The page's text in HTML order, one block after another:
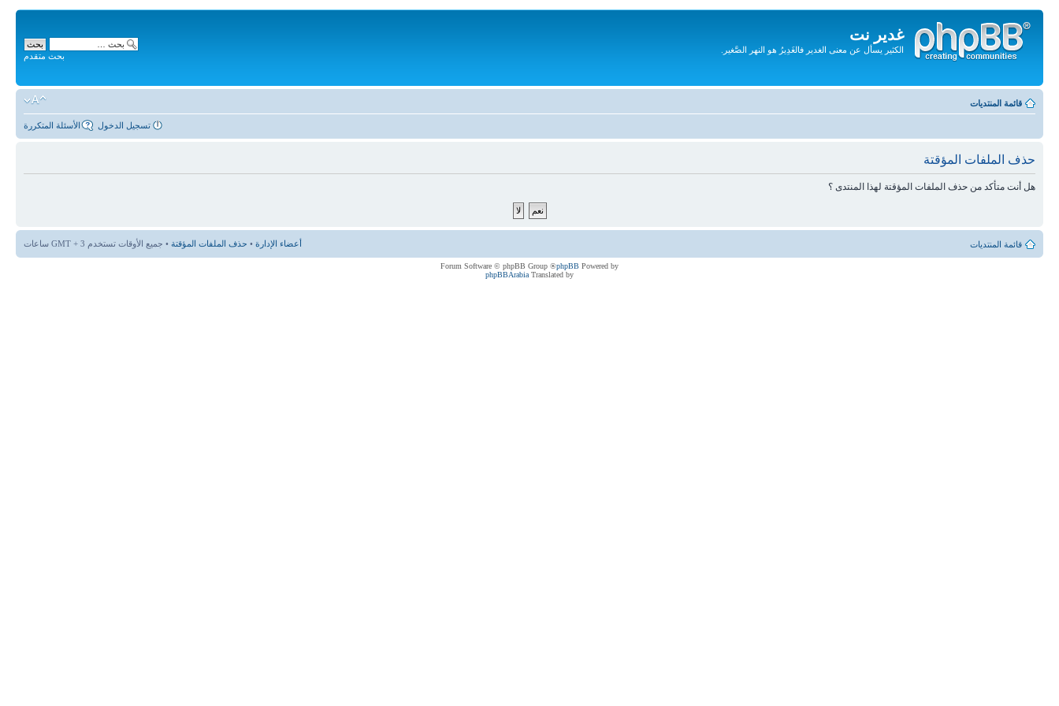
غدير نت
الكثير يسأل عن معنى الغدير فالغَدِيرُ هو النهر الصَّغير.
المحتويات
بحث متقدم
قائمة المنتديات
الأسئلة المتكررة تسجيل الدخول
حذف الملفات المؤقتة
هل أنت متأكد من حذف الملفات المؤقتة لهذا المنتدى ؟
قائمة المنتديات أعضاء الإدارة • حذف الملفات المؤقتة • جميع الأوقات تستخدم GMT + 3 ساعات
Powered by
phpBB
® Forum Software © phpBB Group
Translated by
phpBBArabia